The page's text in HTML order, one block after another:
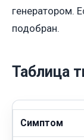
генератором.
подобран.
Таблица
Симптом